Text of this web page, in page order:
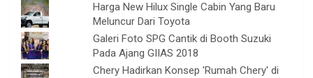
Harga New Hilux Single Cabin Yang Baru
Meluncur Dari Toyota
Galeri Foto SPG Cantik di Booth Suzuki
Pada Ajang GIIAS 2018
Chery Hadirkan Konsep 'Rumah Chery' di